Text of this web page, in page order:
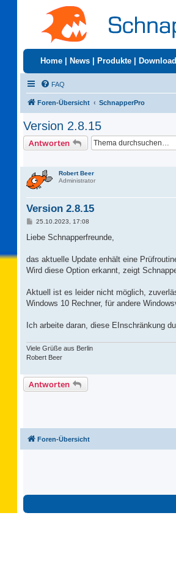
Home News Produkte Download
FAQ
Foren-Übersicht SchnapperPro
Version 2.8.15
Antworten
Robert Beer
Administrator
Version 2.8.15
B
i
a
25.10.2023, 17:08
Liebe Schnapperfreunde,
das aktuelle Update enhält eine
Wird diese Option erkannt, zeigt
Aktuell ist es leider nicht möglich,
Windows 10 Rechner, für andere
Ich arbeite daran, diese EInschränkung
Viele Grüße aus Berlin
Robert Beer
Antworten
Foren-Übersicht